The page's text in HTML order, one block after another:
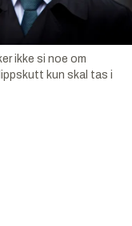
ikke si noe om
kun skal tas i